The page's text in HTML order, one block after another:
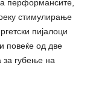
перформансите,
стимулирање
пијалоци
повеќе од две
за губење на